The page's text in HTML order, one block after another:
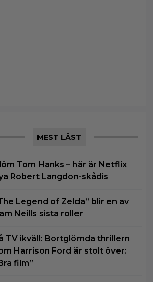
MEST LÄST
Tom Hanks – här är Netflix
Robert Langdon-skådis
Legend of Zelda” blir en av
Neills sista roller
TV ikväll: Bortglömda thrillern
Harrison Ford är stolt över:
film”